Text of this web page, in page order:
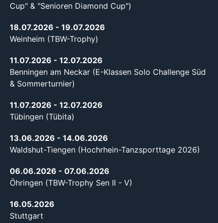
Cup" & "Senioren Diamond Cup")
18.07.2026 - 19.07.2026
Weinheim (TBW-Trophy)
11.07.2026 - 12.07.2026
Benningen am Neckar (E-Klassen Solo Challenge Süd
& Sommerturnier)
11.07.2026 - 12.07.2026
Tübingen (Tübita)
13.06.2026 - 14.06.2026
Waldshut-Tiengen (Hochrhein-Tanzsporttage 2026)
06.06.2026 - 07.06.2026
Öhringen (TBW-Trophy Sen II - V)
16.05.2026
Stuttgart